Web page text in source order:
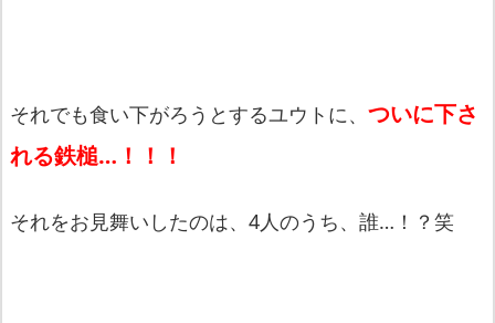
それでも食い下がろうとするユウトに、 ついに下さ
れる鉄槌…！！！
それをお見舞いしたのは、4人のうち、誰…！？笑